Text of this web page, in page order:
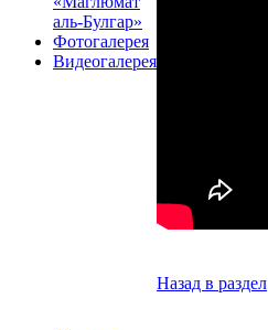
аль-Булгар»
Фотогалерея
Видеогалерея
Назад в раздел